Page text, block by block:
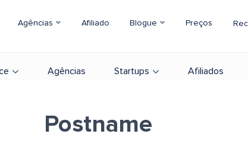
Agências Afiliado Blogue Preços
Agências Startups Afiliados
Postname